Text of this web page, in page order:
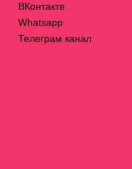
ВКонтакте
Whatsapp
Телеграм канал